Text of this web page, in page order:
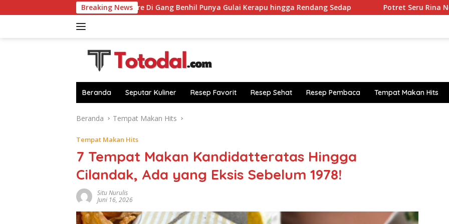
ke
Breaking News
RM Pagi-Sore Di Gang Benhil Punya Gulai Kerapu hingga Rendang Sedap Potret Seru Rina Nose Di Makan
Beranda Seputar Kuliner Resep Favorit Resep Sehat Resep Pembaca Tempat Makan Hits
Beranda Tempat Makan Hits
Tempat Makan Hits
7 Tempat Makan Kandidatteratas Hingga
Cilandak, Ada yang Eksis Sebelum 1978!
Situ Nurulis
Juni 16, 2026